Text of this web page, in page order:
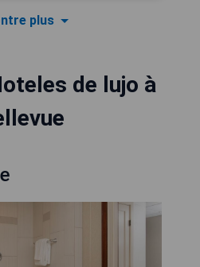
plus
de lujo à